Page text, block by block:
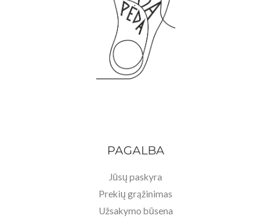
PAGALBA
Jūsų paskyra
Prekių grąžinimas
Užsakymo būsena